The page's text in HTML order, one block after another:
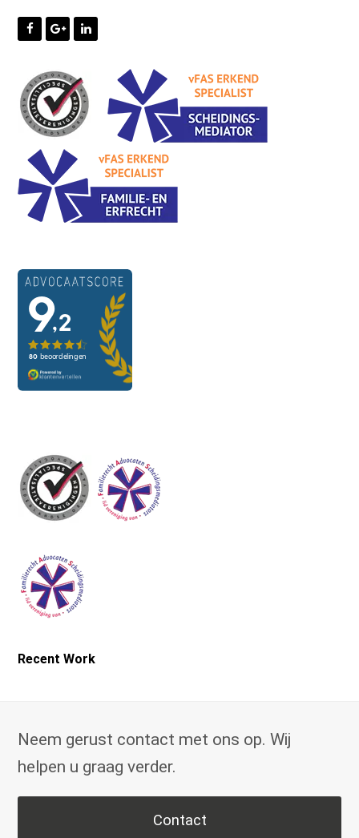
Recent Work
Neem gerust contact met ons op. Wij
helpen u graag verder.
Contact